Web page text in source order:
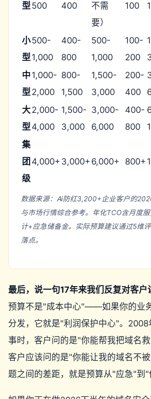
型500
400
不需
要）
100
小
型
500-
1,000
400-
800
500-
1,000
100-
200
中
型
1,000-
2,000
800-
1,500
1,500-
3,000
200-
400
大
型
2,000-
4,000
1,500-
3,000
3,000-
6,000
400-
800
集
团
级
4,000+ 3,000+ 6,000+ 800+
数据来源：Ai防红3,200+企业客户的
与市场行情综合参考。年化TCO含月度
计+应急储备金。实际预算建议通过5维
落点。
最后，说一句17年来我们反复对客户
预算不是"成本中心"——如果你的业
分发，它就是"利润保护中心"。2008
事时，客户问的是"你能帮我把域名
客户应该问的是"你能让我的域名不
题之间的差距，就是预算从"应急"到"